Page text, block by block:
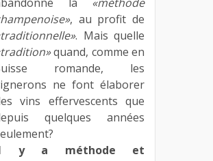
, au profit de
. Mais quelle
quand, comme en
romande, les
ne font élaborer
vins effervescents que
quelques années
y a méthode et